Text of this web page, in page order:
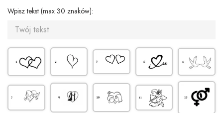
Wpisz tekst (max 30 znaków):